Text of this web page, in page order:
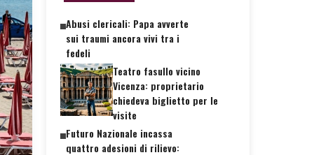
Abusi clericali: Papa avverte
sui traumi ancora vivi tra i
fedeli
Teatro fasullo vicino
Vicenza: proprietario
chiedeva biglietto per le
visite
Futuro Nazionale incassa
quattro adesioni di rilievo: